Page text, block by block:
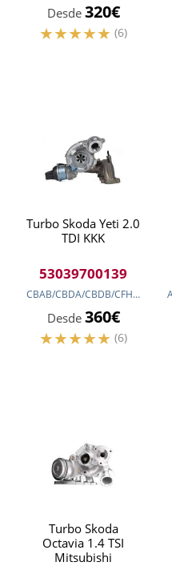
Desde 320€
(6)
(125kw)
Turbo Skoda Yeti 2.0
TDI KKK
53039700139
CBAB/CBDA/CBDB/CFHC cv
Desde 360€
(6)
Turbo Skoda
Octavia 1.4 TSI
Mitsubishi